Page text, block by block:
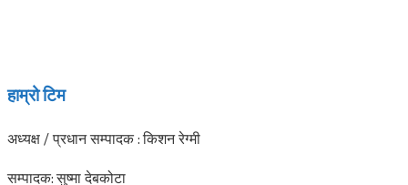
हाम्रो टिम
अध्यक्ष / प्रधान सम्पादक : किशन रेग्मी
सम्पादक: सुष्मा देबकोटा